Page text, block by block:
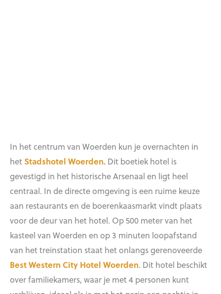
In het centrum van Woerden kun je overnachten in
het Stadshotel Woerden. Dit boetiek hotel is
gevestigd in het historische Arsenaal en ligt heel
centraal. In de directe omgeving is een ruime keuze
aan restaurants en de boerenkaasmarkt vindt plaats
voor de deur van het hotel. Op 500 meter van het
kasteel van Woerden en op 3 minuten loopafstand
van het treinstation staat het onlangs gerenoveerde
Best Western City Hotel Woerden. Dit hotel beschikt
over familiekamers, waar je met 4 personen kunt